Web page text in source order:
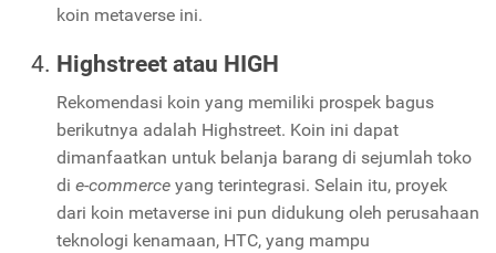
koin metaverse ini.
Highstreet atau HIGH
Rekomendasi koin yang memiliki prospek bagus
berikutnya adalah Highstreet. Koin ini dapat
dimanfaatkan untuk belanja barang di sejumlah toko
di e-commerce yang terintegrasi. Selain itu, proyek
dari koin metaverse ini pun didukung oleh perusahaan
teknologi kenamaan, HTC, yang mampu